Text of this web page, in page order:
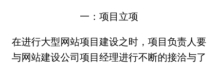
一：项目立项
在进行大型网站项目建设之时，项目负责人要
与网站建设公司项目经理进行不断的接洽与了